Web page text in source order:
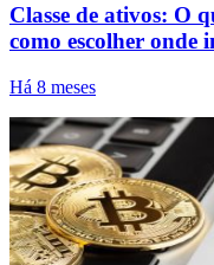
Classe de ativos: O
como escolher onde
Há 8 meses